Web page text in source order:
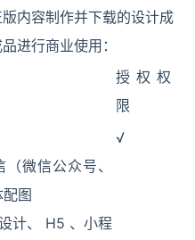
内容制作并下载的设计成
进行商业使用：
授权权
限
微信公众号、
图
计、 H5 、小程
√